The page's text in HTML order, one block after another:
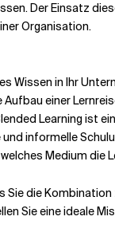
Der Einsatz
Organisation.
in Ihr
einer
Learning ist
informelle
Medium
die
Sie eine ideale